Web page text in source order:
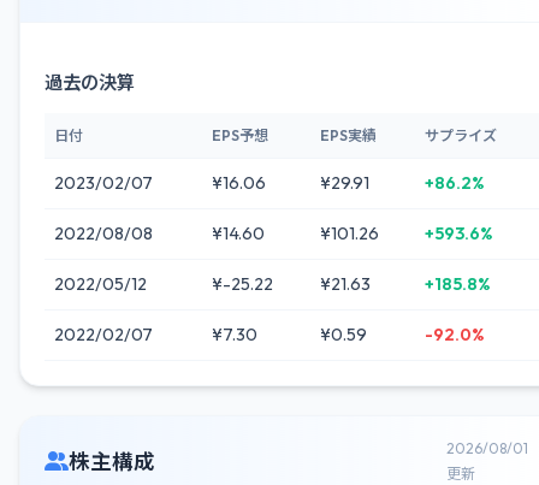
過去の決算
日付 EPS予想 EPS実績 サプライズ
2023/02/07 ¥16.06 ¥29.91 +86.2%
2022/08/08 ¥14.60 ¥101.26 +593.6%
2022/05/12 ¥-25.22 ¥21.63 +185.8%
2022/02/07 ¥7.30 ¥0.59 -92.0%
株主構成
2026/08/01
更新